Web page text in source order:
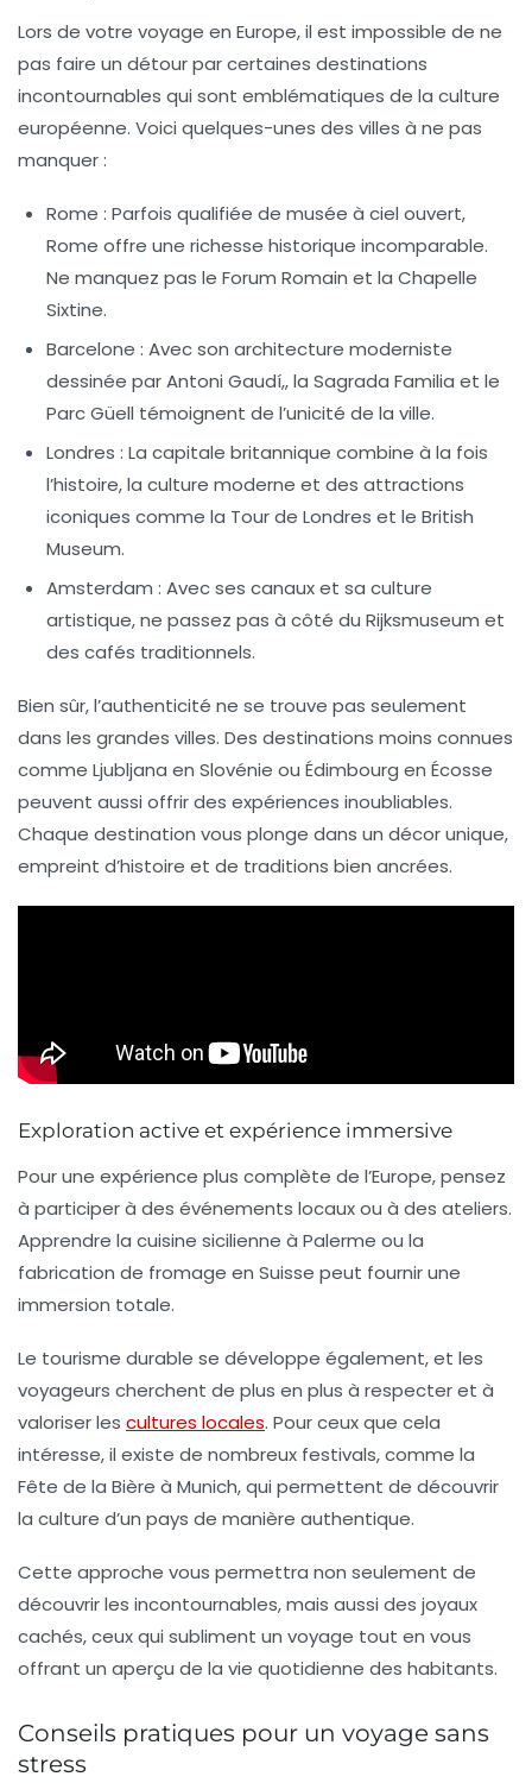
Lors de votre voyage en Europe, il est impossible de ne
pas faire un détour par certaines destinations
incontournables qui sont emblématiques de la culture
européenne. Voici quelques-unes des villes à ne pas
manquer :
Rome : Parfois qualifiée de musée à ciel ouvert,
Rome offre une richesse historique incomparable.
Ne manquez pas le Forum Romain et la Chapelle
Sixtine.
Barcelone : Avec son architecture moderniste
dessinée par Antoni Gaudí,, la Sagrada Familia et le
Parc Güell témoignent de l’unicité de la ville.
Londres : La capitale britannique combine à la fois
l’histoire, la culture moderne et des attractions
iconiques comme la Tour de Londres et le British
Museum.
Amsterdam : Avec ses canaux et sa culture
artistique, ne passez pas à côté du Rijksmuseum et
des cafés traditionnels.
Bien sûr, l’authenticité ne se trouve pas seulement
dans les grandes villes. Des destinations moins connues
comme Ljubljana en Slovénie ou Édimbourg en Écosse
peuvent aussi offrir des expériences inoubliables.
Chaque destination vous plonge dans un décor unique,
empreint d’histoire et de traditions bien ancrées.
Exploration active et expérience immersive
Pour une expérience plus complète de l’Europe, pensez
à participer à des événements locaux ou à des ateliers.
Apprendre la cuisine sicilienne à Palerme ou la
fabrication de fromage en Suisse peut fournir une
immersion totale.
Le tourisme durable se développe également, et les
voyageurs cherchent de plus en plus à respecter et à
valoriser les cultures locales. Pour ceux que cela
intéresse, il existe de nombreux festivals, comme la
Fête de la Bière à Munich, qui permettent de découvrir
la culture d’un pays de manière authentique.
Cette approche vous permettra non seulement de
découvrir les incontournables, mais aussi des joyaux
cachés, ceux qui subliment un voyage tout en vous
offrant un aperçu de la vie quotidienne des habitants.
Conseils pratiques pour un voyage sans
stress